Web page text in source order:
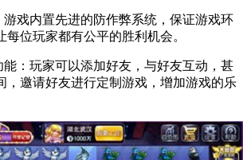
戏内置先进的防作弊系统，保证游戏环
位玩家都有公平的胜利机会。
：玩家可以添加好友，与好友互动，甚
，邀请好友进行定制游戏，增加游戏的乐